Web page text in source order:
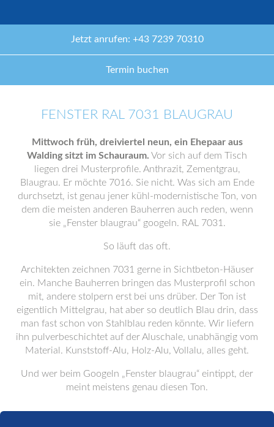
Jetzt anrufen: +43 7239 70310
Termin buchen
FENSTER RAL 7031 BLAUGRAU
Mittwoch früh, dreiviertel neun, ein Ehepaar aus
Walding sitzt im Schauraum. Vor sich auf dem Tisch
liegen drei Musterprofile. Anthrazit, Zementgrau,
Blaugrau. Er möchte 7016. Sie nicht. Was sich am Ende
durchsetzt, ist genau jener kühl-modernistische Ton, von
dem die meisten anderen Bauherren auch reden, wenn
sie „Fenster blaugrau“ googeln. RAL 7031.
So läuft das oft.
Architekten zeichnen 7031 gerne in Sichtbeton-Häuser
ein. Manche Bauherren bringen das Musterprofil schon
mit, andere stolpern erst bei uns drüber. Der Ton ist
eigentlich Mittelgrau, hat aber so deutlich Blau drin, dass
man fast schon von Stahlblau reden könnte. Wir liefern
ihn pulverbeschichtet auf der Aluschale, unabhängig vom
Material. Kunststoff-Alu, Holz-Alu, Vollalu, alles geht.
Und wer beim Googeln „Fenster blaugrau“ eintippt, der
meint meistens genau diesen Ton.